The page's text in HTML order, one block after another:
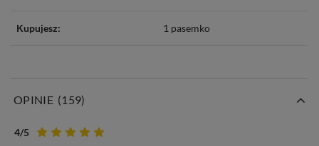
Kupujesz: 1 pasemko
OPINIE (159)
4/5